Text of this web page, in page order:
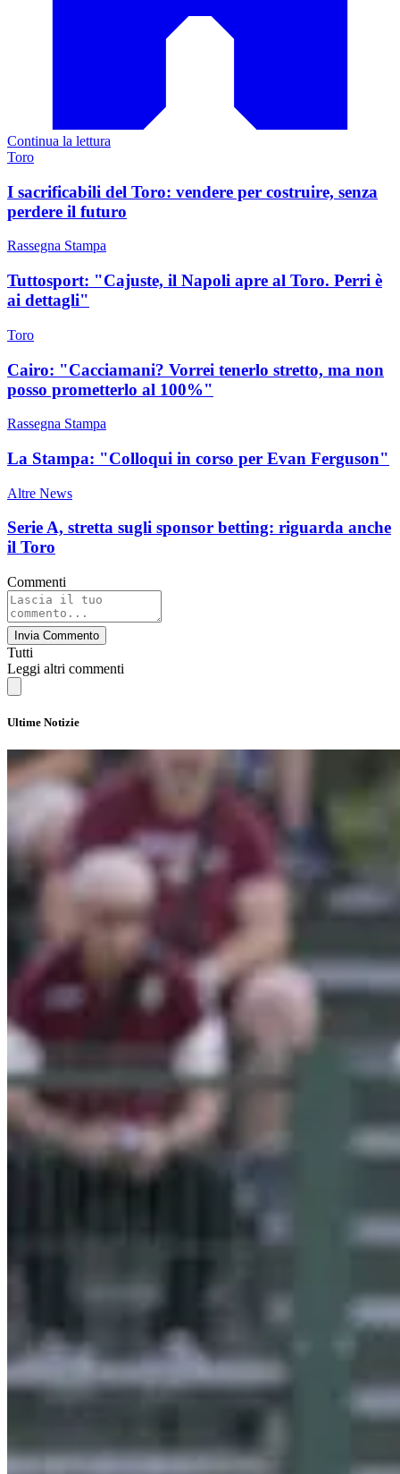
Continua la lettura
Toro
I sacrificabili del Toro: vendere per costruire, senza
perdere il futuro
Rassegna Stampa
Tuttosport: "Cajuste, il Napoli apre al Toro. Perri è
ai dettagli"
Toro
Cairo: "Cacciamani? Vorrei tenerlo stretto, ma non
posso prometterlo al 100%"
Rassegna Stampa
La Stampa: "Colloqui in corso per Evan Ferguson"
Altre News
Serie A, stretta sugli sponsor betting: riguarda anche
il Toro
Commenti
Invia Commento
Tutti
Leggi altri commenti
Ultime Notizie